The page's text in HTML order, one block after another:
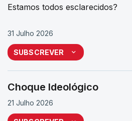
Estamos todos esclarecidos?
31 Julho 2026
SUBSCREVER
Choque Ideológico
21 Julho 2026